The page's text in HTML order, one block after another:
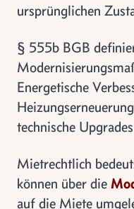
ursprünglichen
§ 555b BGB
Energetische
technische
Mietrechtlich
können über die
auf die Miete